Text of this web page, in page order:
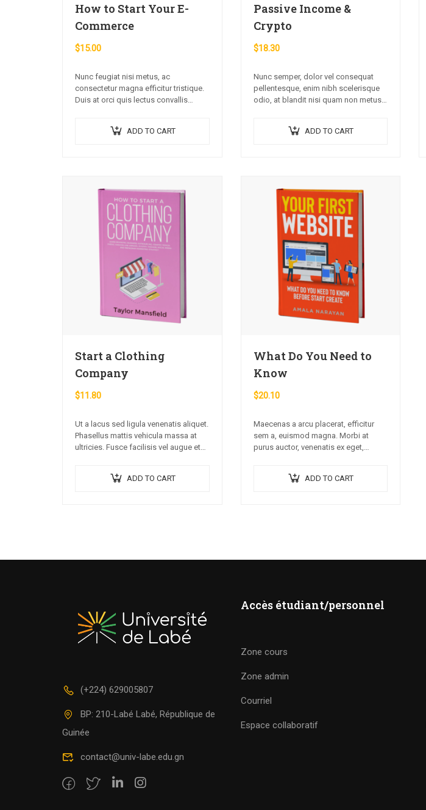
How to Start Your E-
Commerce
$15.00
Nunc feugiat nisi metus, ac
consectetur magna efficitur tristique.
Duis at orci quis lectus convallis
Suspendisse vehicula feugiat augue,
ADD TO CART
Passive Income &
Crypto
$18.30
Nunc semper, dolor vel consequat
pellentesque, enim nibh scelerisque
odio, at blandit nisi quam non metus.
ADD TO CART
Start a Clothing
Company
$11.80
Ut a lacus sed ligula venenatis aliquet.
Phasellus mattis vehicula massa at
ultricies. Fusce facilisis vel augue et
ipsum leo,…
ADD TO CART
What Do You Need to
Know
$20.10
Maecenas a arcu placerat, efficitur
sem a, euismod magna. Morbi at
purus auctor, venenatis ex eget,
nulla laoreet.
ADD TO CART
(+224) 629005807
BP: 210-Labé Labé, République de
Guinée
contact@univ-labe.edu.gn
Accès étudiant/personnel
Zone cours
Zone admin
Courriel
Espace collaboratif